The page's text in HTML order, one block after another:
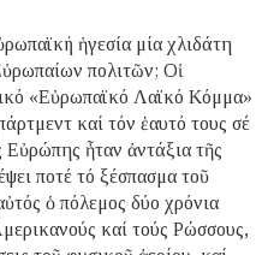
ἡγεσία μία χλιδάτη
πολιτῶν; Οἱ
«Εὐρωπαϊκό Λαϊκό Κόμμα»
καί τόν ἑαυτό τους σέ
ἦταν ἀντάξια τῆς
ποτέ τό ξέσπασμα τοῦ
ὁ πόλεμος δύο χρόνια
καί τούς Ρώσσους,